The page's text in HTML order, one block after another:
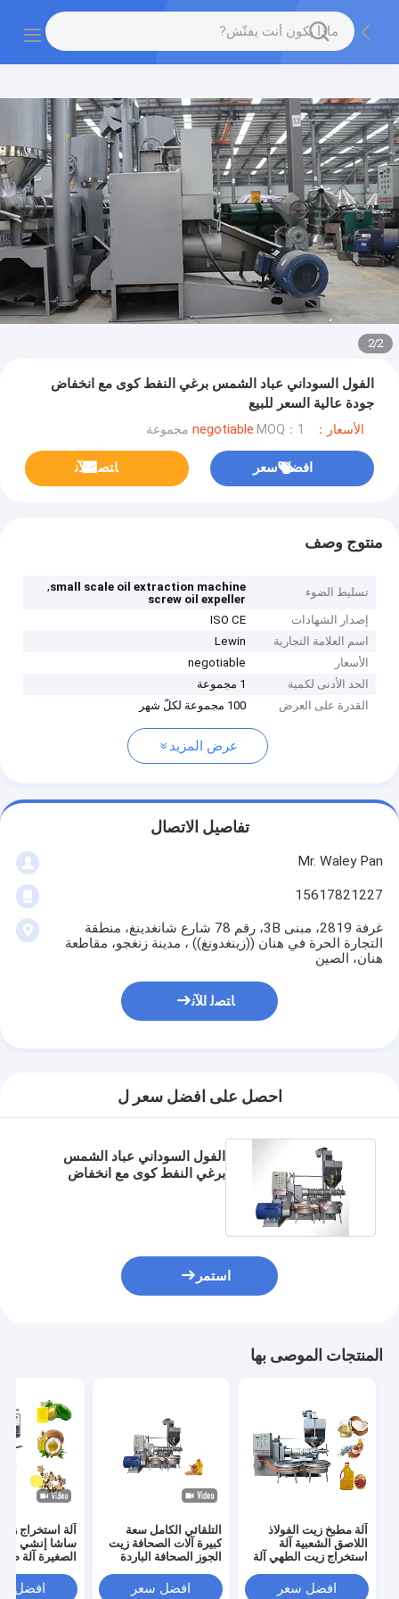
2
/
2
الفول السوداني عباد الشمس برغي النفط كوى مع انخفاض
جودة عالية السعر للبيع
الأسعار：negotiable MOQ：1 مجموعة
افضل سعر ﺎﺘﺼﻟ ﺍﻶﻧ
منتوج وصف
تسليط الضوء small scale oil extraction machine
,
screw oil expeller
إصدار الشهادات
ISO CE
اسم العلامة التجارية
Lewin
الأسعار
negotiable
الحد الأدنى لكمية
1 مجموعة
القدرة على العرض
100 مجموعة لكلّ شهر
عرض المزيد
تفاصيل الاتصال
Mr. Waley Pan
15617821227
غرفة 2819، مبنى 3B، رقم 78 شارع شانغدينغ، منطقة
التجارة الحرة في هنان ((زينغدونغ)) ، مدينة زنغجو، مقاطعة
هنان، الصين
ﺎﺘﺼﻟ ﺍﻶﻧ
احصل على افضل سعر ل
الفول السوداني عباد الشمس
برغي النفط كوى مع انخفاض
استمر
المنتجات الموصى بها
آلة مطبخ زيت الفولاذ
اللاصق الشعبية آلة
استخراج زيت الطهي آلة
السودانيافضل سعر
التلقائي الكامل سعة
كبيرة آلات الصحافة زيت
الجوز الصحافة الباردة
افضل سعر
آلة استخراج
ساشا إنشي
الصغيرة آلة
افضل